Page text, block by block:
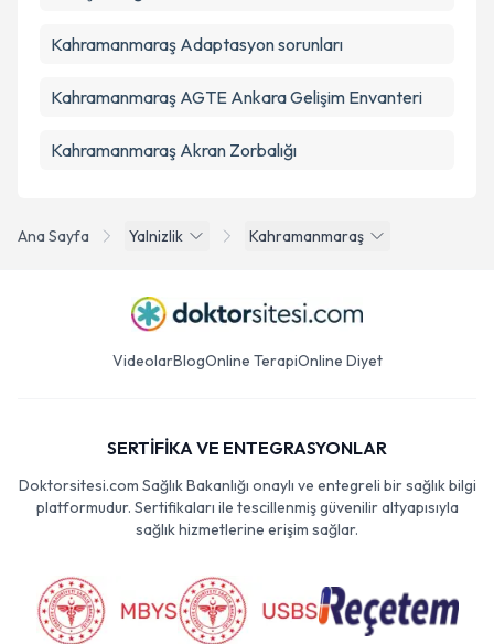
Ana Sayfa Yalnizlik Kahramanmaraş
Kahramanmaraş Adaptasyon sorunları
Kahramanmaraş AGTE Ankara Gelişim Envanteri
Kahramanmaraş Akran Zorbalığı
VideolarBlogOnline TerapiOnline Diyet
SERTİFİKA VE ENTEGRASYONLAR
Doktorsitesi.com Sağlık Bakanlığı onaylı ve entegreli bir sağlık bilgi
platformudur. Sertifikaları ile tescillenmiş güvenilir altyapısıyla
sağlık hizmetlerine erişim sağlar.